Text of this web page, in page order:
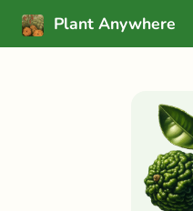
Plant Anywhere